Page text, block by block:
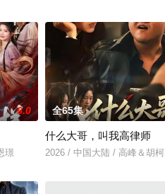
6.0
璟
全65集
什么大哥，叫我高律师
2026 / 中国大陆 / 高峰＆胡柯